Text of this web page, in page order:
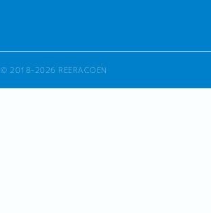
© 2018-2026 REERACOEN